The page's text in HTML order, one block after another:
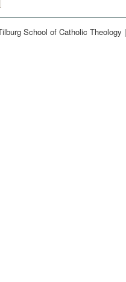
School of Catholic Theology